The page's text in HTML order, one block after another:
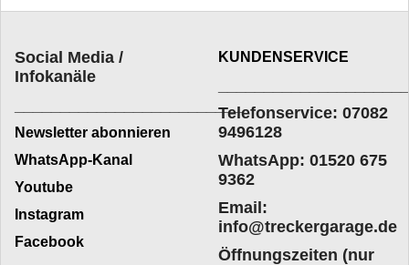
Social Media /
Infokanäle
_________________________
Newsletter abonnieren
WhatsApp-Kanal
Youtube
Instagram
Facebook
KUNDENSERVICE
Telefonservice: 07082
9496128
WhatsApp: 01520 675
9362
Email:
info@treckergarage.de
Öffnungszeiten (nur